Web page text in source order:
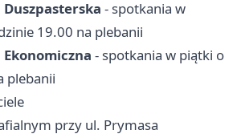
- spotkania w
19.00 na plebanii
- spotkania w piątki o
plebanii
przy ul. Prymasa